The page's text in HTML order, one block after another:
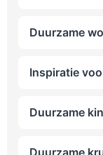
Duurzame
Inspiratie
Duurzame
Duurzame